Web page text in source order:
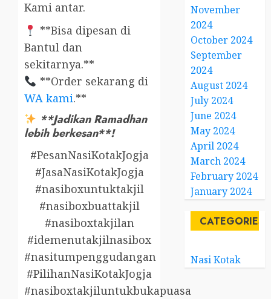
Kami antar.
**Bisa dipesan di
Bantul dan
sekitarnya.**
**Order sekarang di
WA kami.**
**Jadikan Ramadhan
lebih berkesan**!
#PesanNasiKotakJogja
#JasaNasiKotakJogja
#nasiboxuntuktakjil
#nasiboxbuattakjil
#nasiboxtakjilan
#idemenutakjilnasibox
#nasitumpenggudangan
#PilihanNasiKotakJogja
#nasiboxtakjiluntukbukapuasa
November
2024
October 2024
September
2024
August 2024
July 2024
June 2024
May 2024
April 2024
March 2024
February 2024
January 2024
CATEGORIES
Nasi Kotak